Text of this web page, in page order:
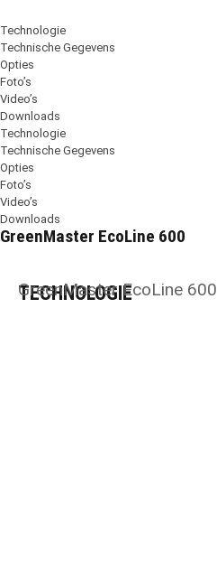
GreenMaster EcoLine 600
Technologie
Technische Gegevens
Opties
Foto’s
Video’s
Downloads
Technologie
Technische Gegevens
Opties
Foto’s
Video’s
Downloads
TECHNOLOGIE
GreenMaster EcoLine 600